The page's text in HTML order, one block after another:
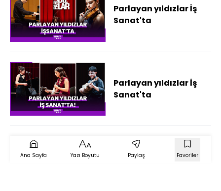
Parlayan yıldızlar İş
Sanat'ta
Parlayan yıldızlar İş
Sanat'ta
Ana Sayfa Yazı Boyutu Paylaş Favoriler